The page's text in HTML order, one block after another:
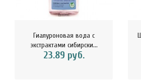
Гиалуроновая вода с
экстрактами сибирски...
23.89 руб.